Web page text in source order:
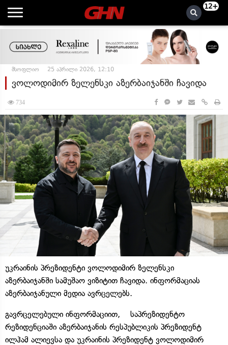
12+
მსოფლიო 25 აპრილი 2026, 12:10
ვოლოდიმირ ზელენსკი აზერბაიჯანში ჩავიდა
734
უკრაინის პრეზიდენტი ვოლოდიმირ ზელენსკი
აზერბაიჯანში სამუშაო ვიზიტით ჩავიდა. ინფორმაციას
აზერბაიჯანული მედია ავრცელებს.
გავრცელებული ინფორმაციით, საპრეზიდენტო
რეზიდენციაში აზერბაიჯანის რესპუბლიკის პრეზიდენტ
ილჰამ ალიევსა და უკრაინის პრეზიდენტ ვოლოდიმირ